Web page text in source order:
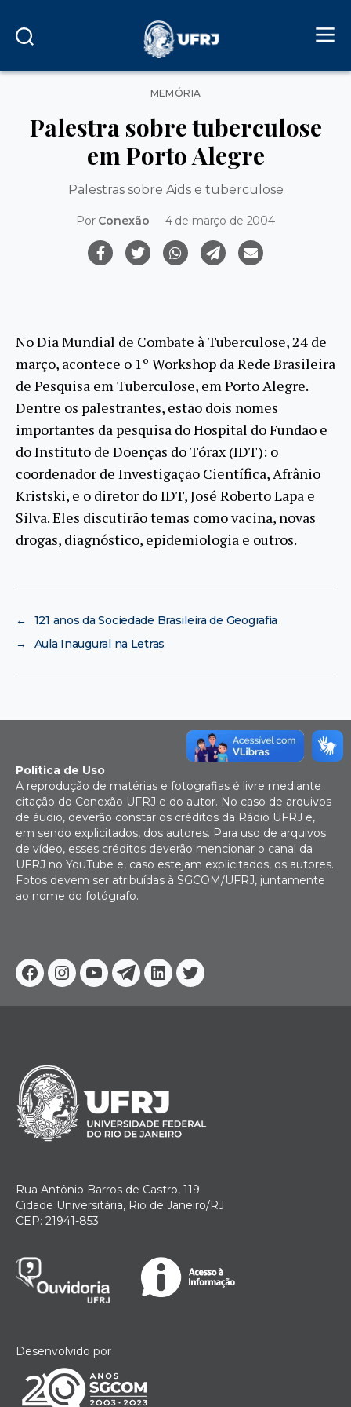
Categorias
MEMÓRIA
Palestra sobre tuberculose
em Porto Alegre
Palestras sobre Aids e tuberculose
Por Conexão 4 de março de 2004
No Dia Mundial de Combate à Tuberculose, 24 de
março, acontece o 1º Workshop da Rede Brasileira
de Pesquisa em Tuberculose, em Porto Alegre.
Dentre os palestrantes, estão dois nomes
importantes da pesquisa do Hospital do Fundão e
do Instituto de Doenças do Tórax (IDT): o
coordenador de Investigação Científica, Afrânio
Kristski, e o diretor do IDT, José Roberto Lapa e
Silva. Eles discutirão temas como vacina, novas
drogas, diagnóstico, epidemiologia e outros.
←
121 anos da Sociedade Brasileira de Geografia
→
Aula Inaugural na Letras
Facebook
Instagram
YoutubeTelegram
Linkedin
Twitter
Política de Uso
A reprodução de matérias e fotografias é livre mediante
citação do Conexão UFRJ e do autor. No caso de arquivos
de áudio, deverão constar os créditos da Rádio UFRJ e,
em sendo explicitados, dos autores. Para uso de arquivos
de vídeo, esses créditos deverão mencionar o canal da
UFRJ no YouTube e, caso estejam explicitados, os autores.
Fotos devem ser atribuídas à SGCOM/UFRJ, juntamente
ao nome do fotógrafo.
Rua Antônio Barros de Castro, 119
Cidade Universitária, Rio de Janeiro/RJ
CEP: 21941-853
Desenvolvido por